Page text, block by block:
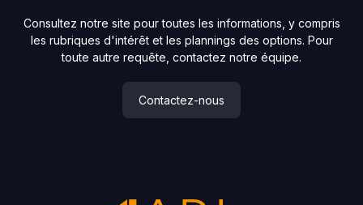
Consultez notre site pour toutes les informations, y compris
les rubriques d'intérêt et les plannings des options. Pour
toute autre requête, contactez notre équipe.
Contactez-nous